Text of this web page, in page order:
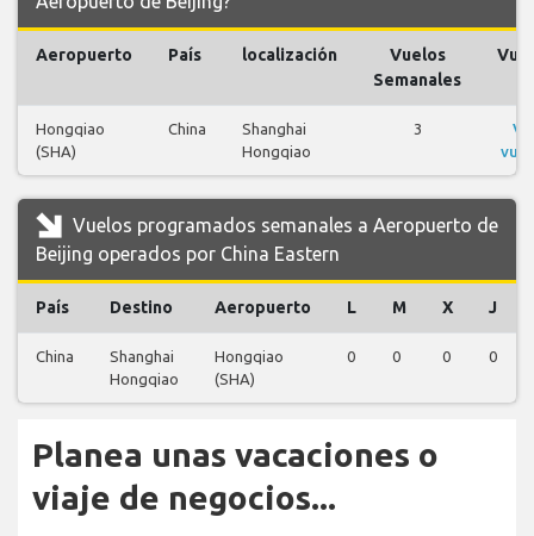
Aeropuerto País localización
Vuelos
Semanales
Hongqiao
(SHA)
China
Shanghai
Hongqiao
3
Vuelos programados semanales a Aeropuerto de
Beijing operados por China Eastern
País Destino Aeropuerto L M X J
China
Shanghai
Hongqiao
Hongqiao
(SHA)
0 0 0 0
Planea unas vacaciones o
viaje de negocios...